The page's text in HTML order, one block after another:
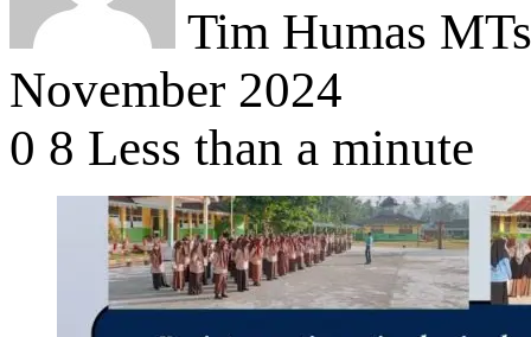
Tim Humas
November 2024
0 8 Less than a minute